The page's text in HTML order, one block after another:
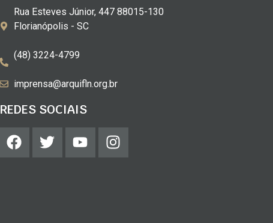
Rua Esteves Júnior, 447 88015-130
Florianópolis - SC
(48) 3224-4799
imprensa@arquifln.org.br
REDES SOCIAIS